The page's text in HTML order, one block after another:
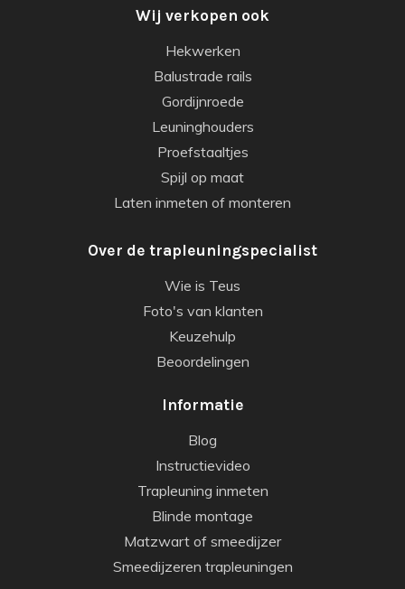
Wij verkopen ook
Hekwerken
Balustrade rails
Gordijnroede
Leuninghouders
Proefstaaltjes
Spijl op maat
Laten inmeten of monteren
Over de trapleuningspecialist
Wie is Teus
Foto's van klanten
Keuzehulp
Beoordelingen
Informatie
Blog
Instructievideo
Trapleuning inmeten
Blinde montage
Matzwart of smeedijzer
Smeedijzeren trapleuningen